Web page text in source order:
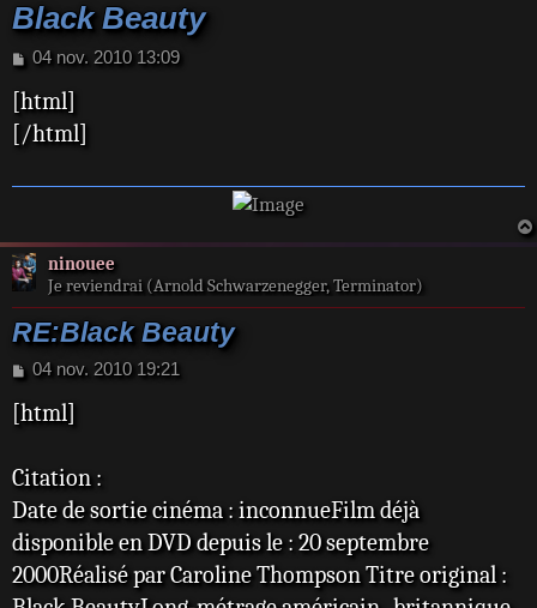
Black Beauty
M
s
s
a
e
04 nov. 2010 13:09
[html]
[/html]
ninouee
Je reviendrai (Arnold Schwarzenegger, Terminator)
RE:Black Beauty
M
s
g
04 nov. 2010 19:21
[html]
Citation :
Date de sortie cinéma : inconnueFilm déjà
disponible en DVD depuis le : 20 septembre
2000Réalisé par Caroline Thompson Titre original :